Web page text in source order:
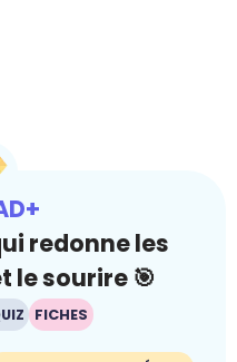
redonne les
le sourire 🎯
FICHES